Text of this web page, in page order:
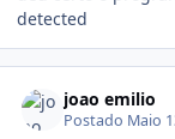
detected
joao emilio
Postado Maio